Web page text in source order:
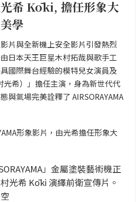
希 Kōki, 擔任形象大
學
片與全新機上安全影片引發熱烈
日本天王巨星木村拓哉與歌手工
國際舞台經驗的模特兒女演員及
希）」擔任主演，身為新世代代
與氣場完美詮釋了 AIRSORAYAMA
形象影片，由光希擔任形象大